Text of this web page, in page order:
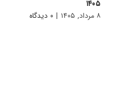
۱۴۰۵
۸ مرداد, ۱۴۰۵ | ۰ دیدگاه